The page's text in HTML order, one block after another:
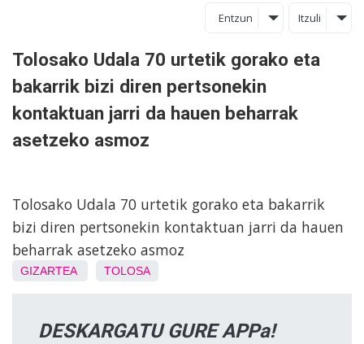
Entzun Itzuli
Tolosako Udala 70 urtetik gorako eta
bakarrik bizi diren pertsonekin
kontaktuan jarri da hauen beharrak
asetzeko asmoz
Tolosako Udala 70 urtetik gorako eta bakarrik
bizi diren pertsonekin kontaktuan jarri da hauen
beharrak asetzeko asmoz
GIZARTEA TOLOSA
DESKARGATU GURE APPa!